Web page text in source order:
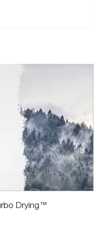
Drying™